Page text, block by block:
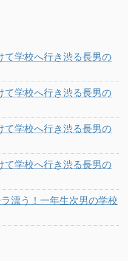
学校へ行き渋る長男の
学校へ行き渋る長男の
学校へ行き渋る長男の
学校へ行き渋る長男の
漂う！一年生次男の学校